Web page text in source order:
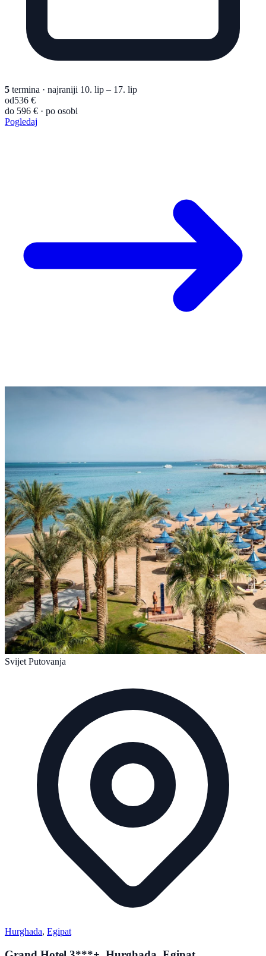
5 termina · najraniji 10. lip – 17. lip
od536 €
do 596 € · po osobi
Pogledaj
Svijet Putovanja
Hurghada, Egipat